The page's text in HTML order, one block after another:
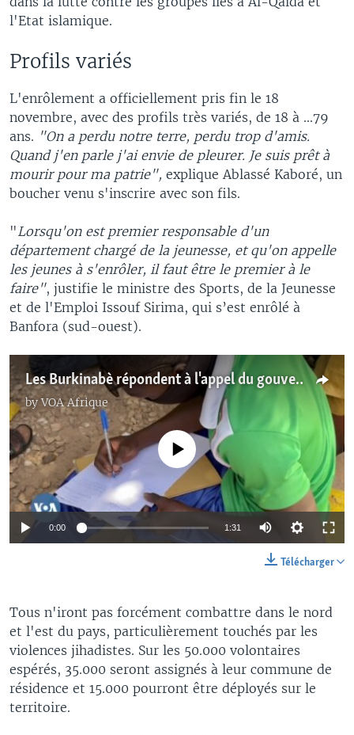
l'Etat islamique.
Profils variés
L'enrôlement a officiellement pris fin le 18
novembre, avec des profils très variés, de 18 à ...79
ans. "On a perdu notre terre, perdu trop d'amis.
Quand j'en parle j'ai envie de pleurer. Je suis prêt à
mourir pour ma patrie", explique Ablassé Kaboré, un
boucher venu s'inscrire avec son fils.
" Lorsqu'on est premier responsable d'un
département chargé de la jeunesse, et qu'on appelle
les jeunes à s'enrôler, il faut être le premier à le
faire", justifie le ministre des Sports, de la Jeunesse
et de l'Emploi Issouf Sirima, qui s’est enrôlé à
Banfora (sud-ouest).
Les Burkinabè répondent à l'appel du gouvernement à défendre leur patrie
by VOA Afrique
No media source currently available
0:00 1:31
Télécharger
Tous n'iront pas forcément combattre dans le nord
et l'est du pays, particulièrement touchés par les
violences jihadistes. Sur les 50.000 volontaires
espérés, 35.000 seront assignés à leur commune de
résidence et 15.000 pourront être déployés sur le
territoire.